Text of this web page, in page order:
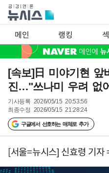
메인 랭킹
[속보]日 미야기현 앞
진…"쓰나미 우려 없
기사등록 2026/05/15 20:53:56
최종수정 2026/05/15 21:28:24
구글에서 선호하는 매체로 추가
[서울=뉴시스] 신효령 기자